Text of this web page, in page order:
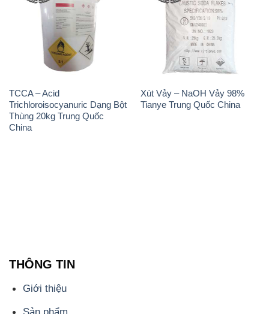
TCCA – Acid
Trichloroisocyanuric Dạng Bột
Thùng 20kg Trung Quốc
China
Xút Vảy – NaOH Vảy 98%
Tianye Trung Quốc China
THÔNG TIN
Giới thiệu
Sản phẩm